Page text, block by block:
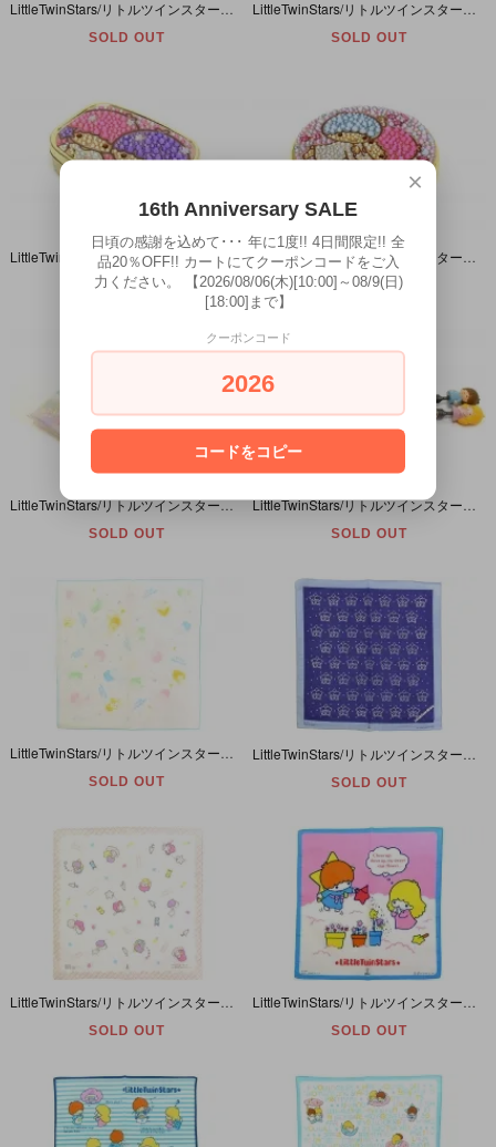
SOLD OUT SOLD OUT
LittleTwinStars/リトルツインスターズ/キキララ・ストーンデコレーションミラー＆小物入れ・2013年
SOLD OUT SOLD OUT
LittleTwinStars/リトルツインスターズ/キキララ・スタンド＆壁掛けミラー・40th Anniversary・2015年
SOLD OUT SOLD OUT
SOLD OUT SOLD OUT
SOLD OUT SOLD OUT
×
16th Anniversary SALE
日頃の感謝を込めて･･･ 年に1度!! 4日間限定!! 全
品20％OFF!! カートにてクーポンコードをご入
力ください。 【2026/08/06(木)[10:00]～08/9(日)
[18:00]まで】
クーポンコード
2026
コードをコピー